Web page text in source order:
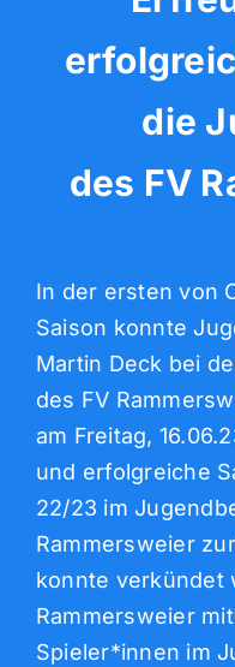
die
des FV
In der ersten von
Saison konnte
Martin Deck bei
des FV
am Freitag,
und erfolgreiche
22/23 im
Rammersweier
konnte verkündet
Rammersweier
Spieler*innen im